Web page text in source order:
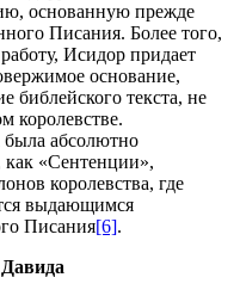
основанную прежде
Писания. Более того,
Исидор придает
основание,
библейского текста, не
королевстве.
была абсолютно
как «Сентенции»,
королевства, где
выдающимся
Писания[6].